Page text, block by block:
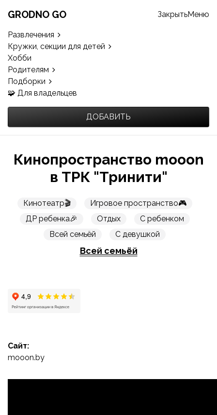
GRODNO GO
Развлечения
Кружки, секции для детей
Хобби
Родителям
Подборки
🧩 Для владельцев
ДОБАВИТЬ
ЗакрытьМеню
Кинопространство mooon
в ТРК "Тринити"
Кинотеатр🎬
Игровое пространство🎮
ДР ребенка🎉
Отдых
С ребенком
Всей семьёй
С девушкой
Всей семьёй
Сайт:
mooon.by